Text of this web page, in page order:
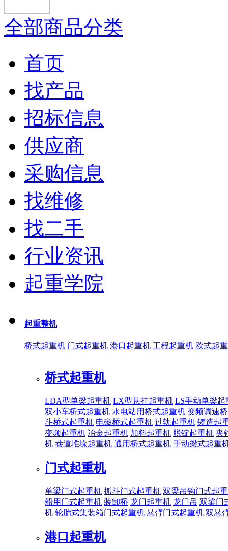
全部商品分类
首页
找产品
招标信息
供应商
采购信息
找维修
找二手
行业资讯
起重学院
起重整机
桥式起重机 门式起重机 港口起重机 工程起重机 欧式起
桥式起重机
LDA型单梁起重机 LX型悬挂起重机 LS手动单梁起
双小车桥式起重机 水电站用桥式起重机 变频调速
斗桥式起重机 电磁桥式起重机 过轨起重机 铸造起
变频起重机 冶金起重机 加料起重机 脱锭起重机 夹
机 巷道堆垛起重机 通用桥式起重机 手动梁式起重
门式起重机
单梁门式起重机 抓斗门式起重机 双梁吊钩门式起
船用门式起重机 装卸桥 龙门起重机 龙门吊 双梁门
机 轮胎式集装箱门式起重机 悬臂门式起重机 双悬
港口起重机